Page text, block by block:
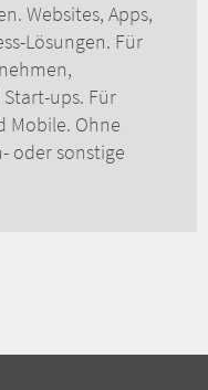
Websites, Apps,
Lösungen. Für
ups. Für
Mobile. Ohne
oder sonstige